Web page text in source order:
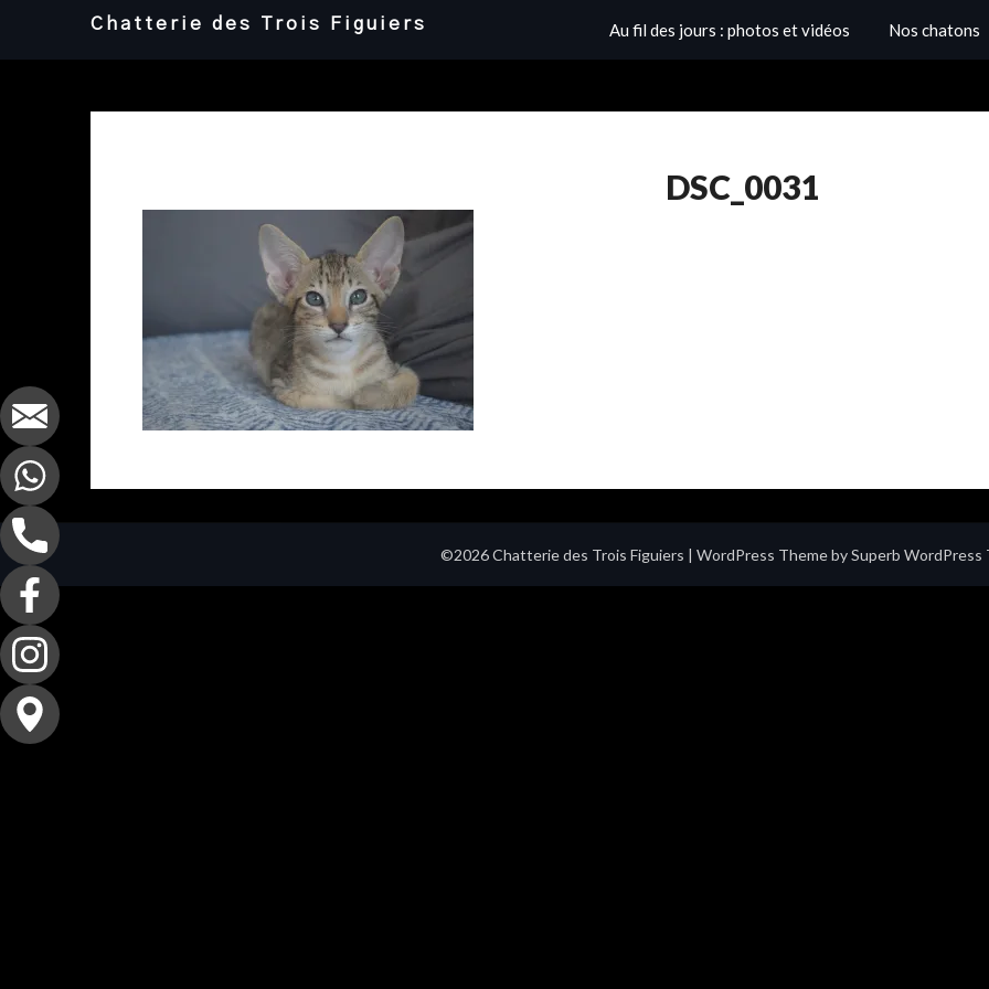
Chatterie des Trois Figuiers Au fil des jours : photos et vidéos Nos chatons
DSC_0031
©2026 Chatterie des Trois Figuiers | WordPress Theme bySuperb WordPress